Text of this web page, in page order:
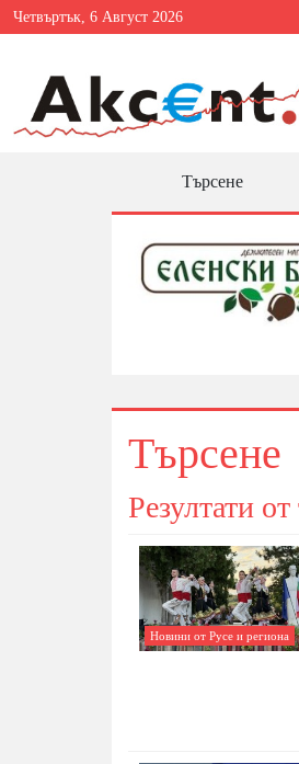
Четвъртък, 6 Август 2026
Търсене
Търсене
Резултати
Новини от Русе и региона